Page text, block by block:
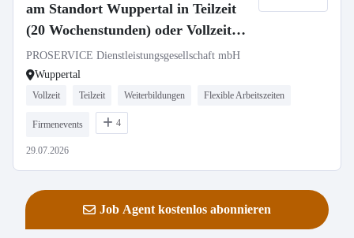
am Standort Wuppertal in Teilzeit
(20 Wochenstunden) oder Vollzeit
(40 Wochenstunden)
PROSERVICE Dienstleistungsgesellschaft mbH
Wuppertal
Vollzeit Teilzeit Weiterbildungen Flexible Arbeitszeiten
Firmenevents 4
29.07.2026
Job Agent kostenlos abonnieren